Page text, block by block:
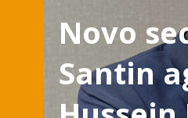
Novo
Santin